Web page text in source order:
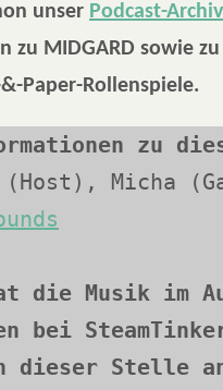
unser Podcast-Archiv
zu MIDGARD sowie
Paper-Rollenspiele.
zu
(Host), Micha
die Musik
bei
dieser Stelle